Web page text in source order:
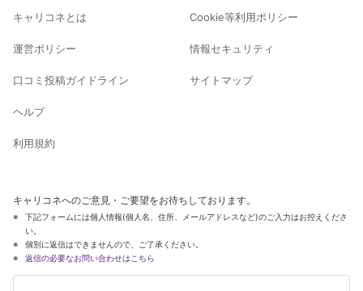
キャリコネとは
運営ポリシー
口コミ投稿ガイドライン
ヘルプ
利用規約
Cookie等利用ポリシー
情報セキュリティ
サイトマップ
キャリコネへのご意見・ご要望をお待ちしております。
下記フォームには個人情報(個人名、住所、メールアドレスなど)のご入力はお控えくださ
い。
個別に返信はできませんので、ご了承ください。
返信の必要なお問い合わせはこちら